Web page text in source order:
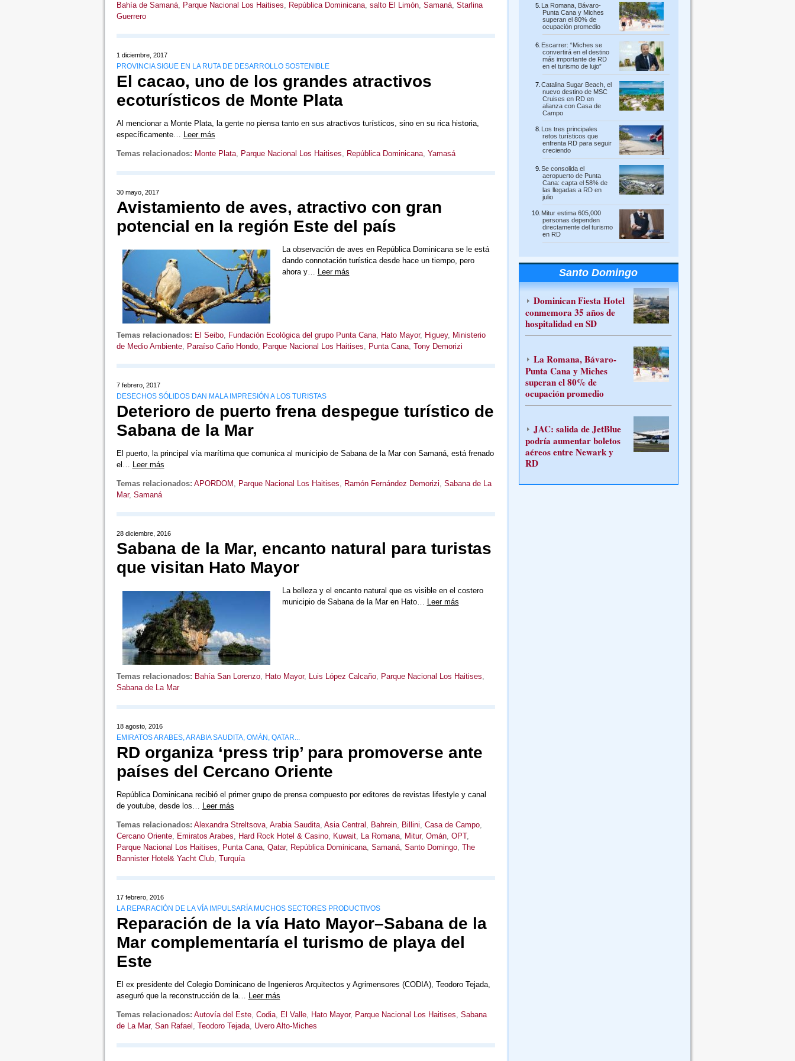
Bahía de Samaná, Parque Nacional Los Haitises, República Dominicana, salto El Limón, Samaná, Starlina
Guerrero
1 diciembre, 2017
PROVINCIA SIGUE EN LA RUTA DE DESARROLLO SOSTENIBLE
El cacao, uno de los grandes atractivos
ecoturísticos de Monte Plata
Al mencionar a Monte Plata, la gente no piensa tanto en sus atractivos turísticos, sino en su rica historia,
específicamente… Leer más
Temas relacionados: Monte Plata, Parque Nacional Los Haitises, República Dominicana, Yamasá
30 mayo, 2017
Avistamiento de aves, atractivo con gran
potencial en la región Este del país
La observación de aves en República Dominicana se le está
dando connotación turística desde hace un tiempo, pero
ahora y… Leer más
Temas relacionados: El Seibo, Fundación Ecológica del grupo Punta Cana, Hato Mayor, Higuey, Ministerio
de Medio Ambiente, Paraíso Caño Hondo, Parque Nacional Los Haitises, Punta Cana, Tony Demorizi
7 febrero, 2017
DESECHOS SÓLIDOS DAN MALA IMPRESIÓN A LOS TURISTAS
Deterioro de puerto frena despegue turístico de
Sabana de la Mar
El puerto, la principal vía marítima que comunica al municipio de Sabana de la Mar con Samaná, está frenado
el… Leer más
Temas relacionados: APORDOM , Parque Nacional Los Haitises, Ramón Fernández Demorizi, Sabana de La
Mar, Samaná
28 diciembre, 2016
Sabana de la Mar, encanto natural para turistas
que visitan Hato Mayor
La belleza y el encanto natural que es visible en el costero
municipio de Sabana de la Mar en Hato… Leer más
Temas relacionados: Bahía San Lorenzo, Hato Mayor, Luis López Calcaño, Parque Nacional Los Haitises,
Sabana de La Mar
18 agosto, 2016
EMIRATOS ARABES, ARABIA SAUDITA, OMÁN, QATAR...
RD organiza ‘press trip’ para promoverse ante
países del Cercano Oriente
República Dominicana recibió el primer grupo de prensa compuesto por editores de revistas lifestyle y canal
de youtube, desde los… Leer más
Temas relacionados: Alexandra Streltsova, Arabia Saudita, Asia Central , Bahrein, Billini, Casa de Campo,
Cercano Oriente, Emiratos Arabes, Hard Rock Hotel & Casino, Kuwait, La Romana, Mitur, Omán, OPT,
Parque Nacional Los Haitises, Punta Cana, Qatar, República Dominicana, Samaná, Santo Domingo, The
Bannister Hotel& Yacht Club, Turquía
17 febrero, 2016
LA REPARACIÓN DE LA VÍA IMPULSARÍA MUCHOS SECTORES PRODUCTIVOS
Reparación de la vía Hato Mayor–Sabana de la
Mar complementaría el turismo de playa del
Este
El ex presidente del Colegio Dominicano de Ingenieros Arquitectos y Agrimensores (CODIA), Teodoro Tejada,
aseguró que la reconstrucción de la… Leer más
Temas relacionados: Autovía del Este, Codia, El Valle, Hato Mayor, Parque Nacional Los Haitises, Sabana
de La Mar, San Rafael , Teodoro Tejada, Uvero Alto-Miches
La Romana, Bávaro-
Punta Cana y Miches
superan el 80% de
ocupación promedio
Escarrer: “Miches se
convertirá en el destino
más importante de RD
en el turismo de lujo”
Catalina Sugar Beach, el
nuevo destino de MSC
Cruises en RD en
alianza con Casa de
Campo
Los tres principales
retos turísticos que
enfrenta RD para seguir
creciendo
Se consolida el
aeropuerto de Punta
Cana: capta el 58% de
las llegadas a RD en
julio
Mitur estima 605,000
personas dependen
directamente del turismo
en RD
Santo Domingo
Dominican Fiesta Hotel
conmemora 35 años de
hospitalidad en SD
La Romana, Bávaro-
Punta Cana y Miches
superan el 80% de
ocupación promedio
JAC: salida de JetBlue
podría aumentar boletos
aéreos entre Newark y
RD